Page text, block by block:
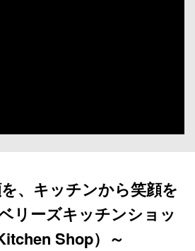
、キッチンから笑顔を
リーズキッチンショッ
Shop）～